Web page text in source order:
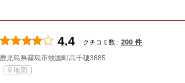
4.4 クチコミ数 : 200 件
鹿児島県霧島市牧園町高千穂3885
地図